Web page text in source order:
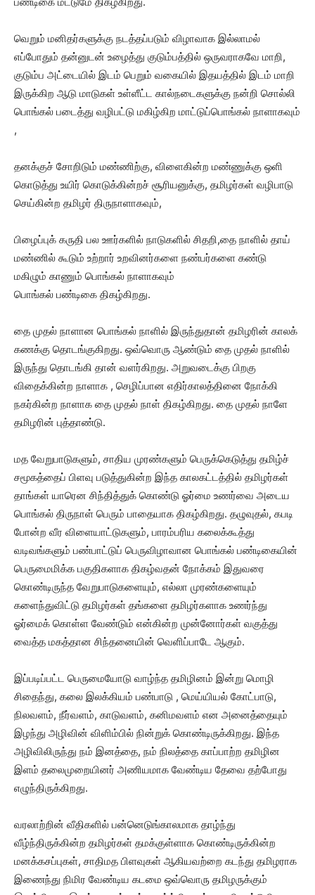
வெறும் மனிதர்களுக்கு நடத்தப்படும் விழாவாக இல்லாமல்
எப்போதும் தன்னுடன் உழைத்து குடும்பத்தில் ஒருவராகவே மாறி,
குடும்ப அட்டையில் இடம் பெறும் வகையில் இதயத்தில் இடம் மாறி
இருக்கிற ஆடு மாடுகள் உள்ளீட்ட கால்நடைகளுக்கு நன்றி சொல்லி
பொங்கல் படைத்து வழிபட்டு மகிழ்கிற மாட்டுப்பொங்கல் நாளாகவும்
,
தனக்குச் சோறிடும் மண்ணிற்கு, விளைகின்ற மண்ணுக்கு ஒளி
கொடுத்து உயிர் கொடுக்கின்றச் சூரியனுக்கு, தமிழர்கள் வழிபாடு
செய்கின்ற தமிழர் திருநாளாகவும்,
பிழைப்புக் கருதி பல ஊர்களில் நாடுகளில் சிதறி,தை நாளில் தாய்
மண்ணில் கூடும் உற்றார் உறவினர்களை நண்பர்களை கண்டு
மகிழும் காணும் பொங்கல் நாளாகவும்
பொங்கல் பண்டிகை திகழ்கிறது.
தை முதல் நாளான பொங்கல் நாளில் இருந்துதான் தமிழரின் காலக்
கணக்கு தொடங்குகிறது. ஒவ்வொரு ஆண்டும் தை முதல் நாளில்
இருந்து தொடங்கி தான் வளர்கிறது. அறுவடைக்கு பிறகு
விதைக்கின்ற நாளாக , செழிப்பான எதிர்காலத்தினை நோக்கி
நகர்கின்ற நாளாக தை முதல் நாள் திகழ்கிறது. தை முதல் நாளே
தமிழரின் புத்தாண்டு.
மத வேறுபாடுகளும், சாதிய முரண்களும் பெருக்கெடுத்து தமிழ்ச்
சமூகத்தைப் பிளவு படுத்துகின்ற இந்த காலகட்டத்தில் தமிழர்கள்
தாங்கள் யாரென சிந்தித்துக் கொண்டு ஓர்மை உணர்வை அடைய
பொங்கல் திருநாள் பெரும் பாதையாக திகழ்கிறது. தழுவுதல், கபடி
போன்ற வீர விளையாட்டுகளும், பாரம்பரிய கலைக்கூத்து
வடிவங்களும் பண்பாட்டுப் பெருவிழாவான பொங்கல் பண்டிகையின்
பெருமைமிக்க பகுதிகளாக திகழ்வதன் நோக்கம் இதுவரை
கொண்டிருந்த வேறுபாடுகளையும், எல்லா முரண்களையும்
களைந்துவிட்டு தமிழர்கள் தங்களை தமிழர்களாக உணர்ந்து
ஓர்மைக் கொள்ள வேண்டும் என்கின்ற முன்னோர்கள் வகுத்து
வைத்த மகத்தான சிந்தனையின் வெளிப்பாடே ஆகும்.
இப்படிப்பட்ட பெருமையோடு வாழ்ந்த தமிழினம் இன்று மொழி
சிதைந்து, கலை இலக்கியம் பண்பாடு , மெய்யியல் கோட்பாடு,
நிலவளம், நீர்வளம், காடுவளம், கனிமவளம் என அனைத்தையும்
இழந்து அழிவின் விளிம்பில் நின்றுக் கொண்டிருக்கிறது. இந்த
அழிவிலிருந்து நம் இனத்தை, நம் நிலத்தை காப்பாற்ற தமிழின
இளம் தலைமுறையினர் அணியமாக வேண்டிய தேவை தற்போது
எழுந்திருக்கிறது.
வரலாற்றின் வீதிகளில் பன்னெடுங்காலமாக தாழ்ந்து
வீழ்ந்திருக்கின்ற தமிழர்கள் தமக்குள்ளாக கொண்டிருக்கின்ற
மனக்கசப்புகள், சாதிமத பிளவுகள் ஆகியவற்றை கடந்து தமிழராக
இணைந்து நிமிர வேண்டிய‌ கடமை ஒவ்வொரு தமிழருக்கும்